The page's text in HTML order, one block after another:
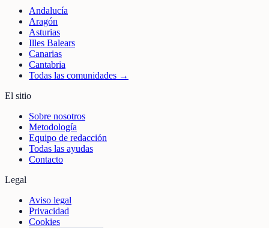
Andalucía
Aragón
Asturias
Illes Balears
Canarias
Cantabria
Todas las comunidades →
El sitio
Sobre nosotros
Metodología
Equipo de redacción
Todas las ayudas
Contacto
Legal
Aviso legal
Privacidad
Cookies